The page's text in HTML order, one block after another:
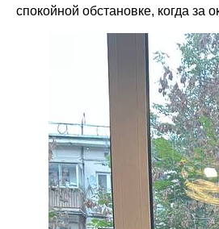
спокойной обстановке, когда за